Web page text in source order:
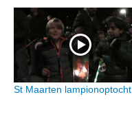
St Maarten lampionoptocht